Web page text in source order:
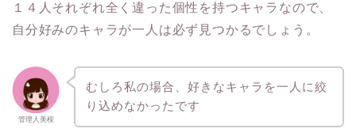
１４人それぞれ全く違った個性を持つキャラなので、
自分好みのキャラが一人は必ず見つかるでしょう。
管理人美桜
むしろ私の場合、好きなキャラを一人に絞
り込めなかったです